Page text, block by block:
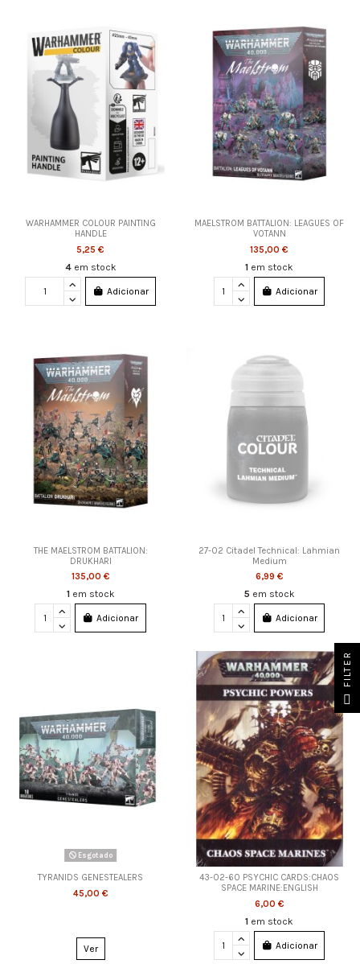
WARHAMMER COLOUR PAINTING
HANDLE
5,25 €
4 em stock
Adicionar
MAELSTROM BATTALION: LEAGUES OF
VOTANN
135,00 €
1 em stock
Adicionar
THE MAELSTROM BATTALION:
DRUKHARI
135,00 €
1 em stock
Adicionar
27-02 Citadel Technical: Lahmian
Medium
6,99 €
5 em stock
Adicionar
Esgotado
TYRANIDS GENESTEALERS
45,00 €
Ver
43-02-60 PSYCHIC CARDS:CHAOS
SPACE MARINE:ENGLISH
6,00 €
1 em stock
Adicionar
FILTER